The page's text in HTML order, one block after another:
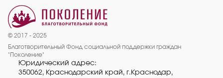
© 2017 - 2025
Благотворительный Фонд социальной поддержки граждан
"Поколение"
Юридический адрес:
350062, Краснодарский край, г.Краснодар,